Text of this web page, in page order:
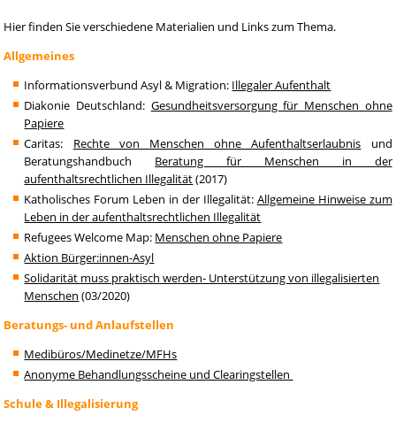
Hier finden Sie verschiedene Materialien und Links zum Thema.
Allgemeines
Informationsverbund Asyl & Migration: Illegaler Aufenthalt
Diakonie Deutschland: Gesundheitsversorgung für Menschen ohne
Papiere
Caritas: Rechte von Menschen ohne Aufenthaltserlaubnis und
Beratungshandbuch Beratung für Menschen in der
aufenthaltsrechtlichen Illegalität(2017)
Katholisches Forum Leben in der Illegalität: Allgemeine Hinweise zum
Leben in der aufenthaltsrechtlichen Illegalität
Refugees Welcome Map: Menschen ohne Papiere
Aktion Bürger:innen-Asyl
Solidarität muss praktisch werden- Unterstützung von illegalisierten
Menschen (03/2020)
Beratungs- und Anlaufstellen
Medibüros/Medinetze/MFHs
Anonyme Behandlungsscheine und Clearingstellen
Schule & Illegalisierung